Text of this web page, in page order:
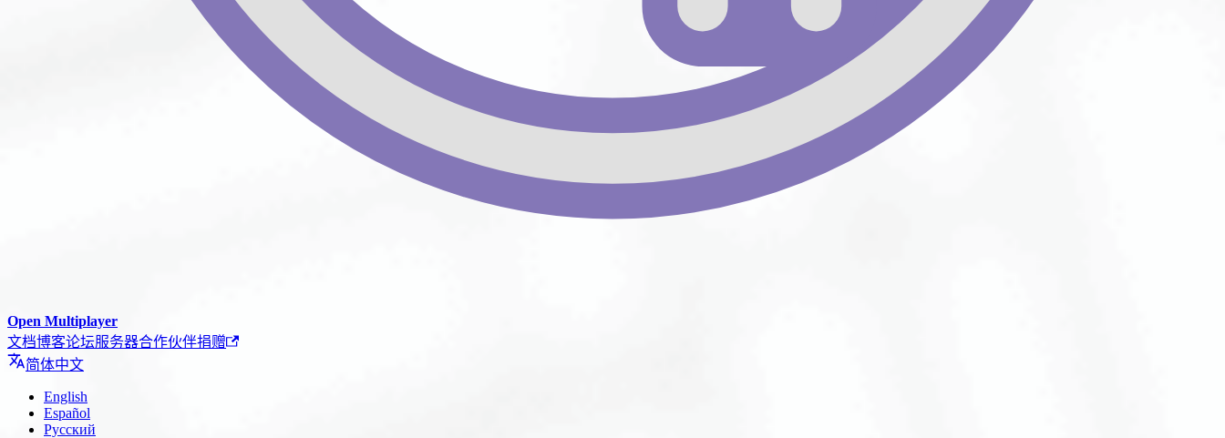
Open Multiplayer
文档博客论坛服务器合作伙伴捐赠
简体中文
English
Español
Русский